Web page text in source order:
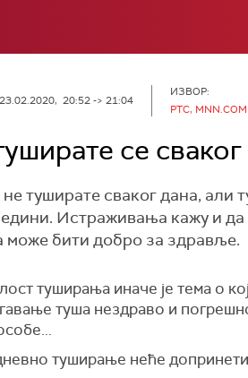
20:52 -> 21:04
ИЗВОР:
РТС, MNN.COM
се
туширате сваког дана, али
Истраживања кажу и
може бити добро за здравље.
туширања иначе је тема о
туша нездраво и
туширање неће